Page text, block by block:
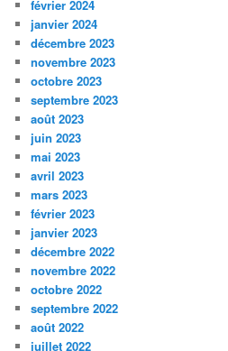
février 2024
janvier 2024
décembre 2023
novembre 2023
octobre 2023
septembre 2023
août 2023
juin 2023
mai 2023
avril 2023
mars 2023
février 2023
janvier 2023
décembre 2022
novembre 2022
octobre 2022
septembre 2022
août 2022
juillet 2022